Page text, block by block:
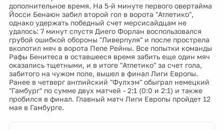
дополнительное время. На 5-й минуте первого овертайма
Йосси Бенаюн забил второй гол в ворота "Атлетико",
однако удержать победный счет мерсисайдцам не
удалось: 7 минут спустя Диего Форлан воспользовался
грубой ошибкой обороны "Ливерпуля" и после прострела
вколотил мяч в ворота Пепе Рейны. Все попытки команды
Рафы Бенитеса в оставшееся время забить еще один мяч
оказались тщетными, и в итоге "Атлетико" за счет гола,
забитого на чужом поле, вышел в финал Лиги Европы.
Ранее в четверг английский "Фулхэм" обыграл немецкий
"Гамбург" по сумме двух матчей - 2:1 (0:0 и 2:1) и также
пробился в финал. Главный матч Лиги Европы пройдет 12
мая в Гамбурге.